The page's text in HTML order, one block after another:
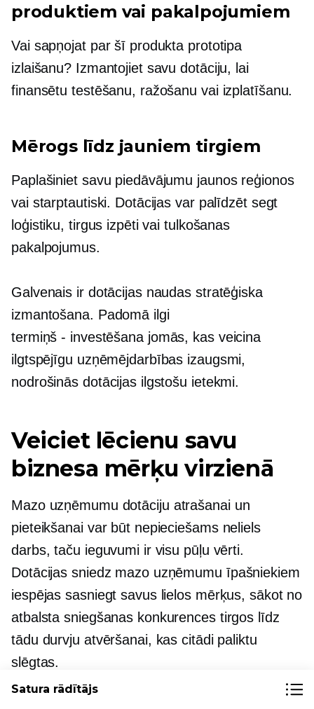
produktiem vai pakalpojumiem
Vai sapņojat par šī produkta prototipa
izlaišanu? Izmantojiet savu dotāciju, lai
finansētu testēšanu, ražošanu vai izplatīšanu.
Mērogs līdz jauniem tirgiem
Paplašiniet savu piedāvājumu jaunos reģionos
vai starptautiski. Dotācijas var palīdzēt segt
loģistiku, tirgus izpēti vai tulkošanas
pakalpojumus.
Galvenais ir dotācijas naudas stratēģiska
izmantošana. Padomā ilgi
termiņš - investēšanajomās, kas veicina
ilgtspējīgu uzņēmējdarbības izaugsmi,
nodrošinās dotācijas ilgstošu ietekmi.
Veiciet lēcienu savu
biznesa mērķu virzienā
Mazo uzņēmumu dotāciju atrašanai un
pieteikšanai var būt nepieciešams neliels
darbs, taču ieguvumi ir visu pūļu vērti.
Dotācijas sniedz mazo uzņēmumu īpašniekiem
iespējas sasniegt savus lielos mērķus, sākot no
atbalsta sniegšanas konkurences tirgos līdz
tādu durvju atvēršanai, kas citādi paliktu
slēgtas.
Satura rādītājs